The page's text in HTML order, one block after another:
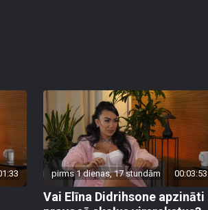
pirms 1 dienas, 17 stundām 00:03:53
Vai Elīna Didrihsone apzināti